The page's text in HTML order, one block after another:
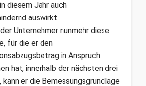
diesem Jahr auch
auswirkt.
Unternehmer nunmehr diese
für die er den
in Anspruch
hat, innerhalb der nächsten drei
kann er die Bemessungsgrundlage